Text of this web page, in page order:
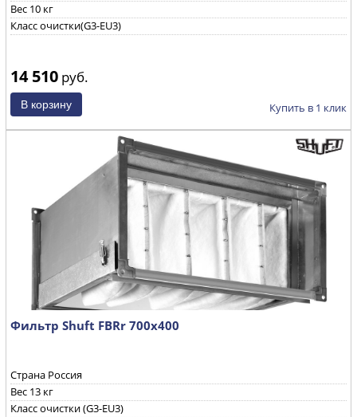
Вес 10 кг
Класс очистки(G3-EU3)
14 510 руб.
Купить в 1 клик
Фильтр Shuft FBRr 700x400
Страна Россия
Вес 13 кг
Класс очистки (G3-EU3)